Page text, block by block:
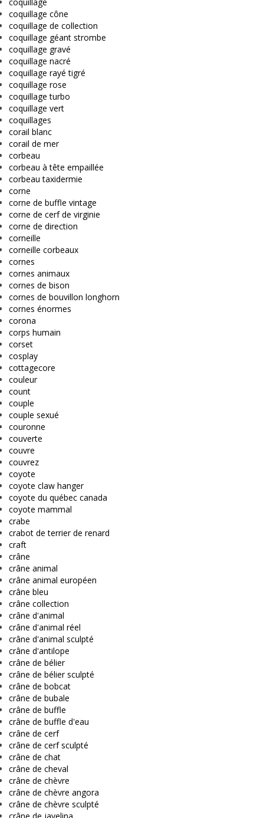
coquillage cône
coquillage de collection
coquillage géant strombe
coquillage gravé
coquillage nacré
coquillage rayé tigré
coquillage rose
coquillage turbo
coquillage vert
coquillages
corail blanc
corail de mer
corbeau
corbeau à tête empaillée
corbeau taxidermie
corne
corne de buffle vintage
corne de cerf de virginie
corne de direction
corneille
corneille corbeaux
cornes
cornes animaux
cornes de bison
cornes de bouvillon longhorn
cornes énormes
corona
corps humain
corset
cosplay
cottagecore
couleur
count
couple
couple sexué
couronne
couverte
couvre
couvrez
coyote
coyote claw hanger
coyote du québec canada
coyote mammal
crabe
crabot de terrier de renard
craft
crâne
crâne animal
crâne animal européen
crâne bleu
crâne collection
crâne d'animal
crâne d'animal réel
crâne d'animal sculpté
crâne d'antilope
crâne de bélier
crâne de bélier sculpté
crâne de bobcat
crâne de bubale
crâne de buffle
crâne de buffle d'eau
crâne de cerf
crâne de cerf sculpté
crâne de chat
crâne de cheval
crâne de chèvre
crâne de chèvre angora
crâne de chèvre sculpté
crâne de javelina